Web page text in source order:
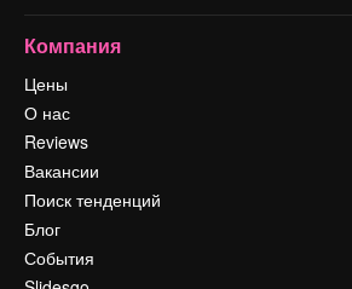
Компания
Цены
О нас
Reviews
Вакансии
Поиск тенденций
Блог
События